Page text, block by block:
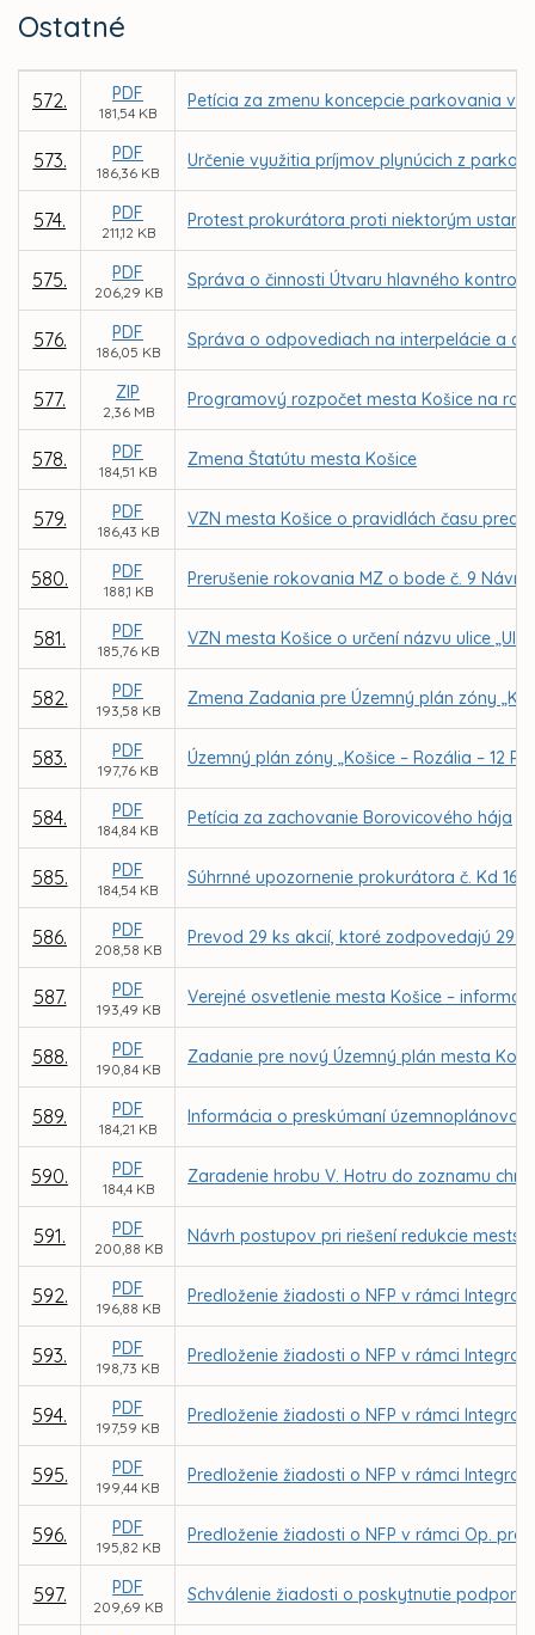
Ostatné
572. PDF
181,54 KB
Petícia za zmenu koncepcie parkovania v
573. PDF
186,36 KB
Určenie využitia príjmov plynúcich z
574. PDF
211,12 KB
Protest prokurátora proti niektorým
575. PDF
206,29 KB
Správa o činnosti Útvaru hlavného
576. PDF
186,05 KB
Správa o odpovediach na interpelácie a
577. ZIP
2,36 MB
Programový rozpočet mesta Košice na roky
578. PDF
184,51 KB
Zmena Štatútu mesta Košice
579. PDF
186,43 KB
VZN mesta Košice o pravidlách času
580. PDF
188,1 KB
Prerušenie rokovania MZ o bode č. 9
581. PDF
185,76 KB
VZN mesta Košice o určení názvu ulice
582. PDF
193,58 KB
Zmena Zadania pre Územný plán zóny
583. PDF
197,76 KB
Územný plán zóny „Košice – Rozália – 12
584. PDF
184,84 KB
Petícia za zachovanie Borovicového hája
585. PDF
184,54 KB
Súhrnné upozornenie prokurátora č. Kd
586. PDF
208,58 KB
Prevod 29 ks akcií, ktoré zodpovedajú 29
587. PDF
193,49 KB
Verejné osvetlenie mesta Košice –
588. PDF
190,84 KB
Zadanie pre nový Územný plán mesta
589. PDF
184,21 KB
Informácia o preskúmaní
590. PDF
184,4 KB
Zaradenie hrobu V. Hotru do zoznamu
591. PDF
200,88 KB
Návrh postupov pri riešení redukcie
592. PDF
196,88 KB
Predloženie žiadosti o NFP v rámci
593. PDF
198,73 KB
Predloženie žiadosti o NFP v rámci
594. PDF
197,59 KB
Predloženie žiadosti o NFP v rámci
595. PDF
199,44 KB
Predloženie žiadosti o NFP v rámci
596. PDF
195,82 KB
Predloženie žiadosti o NFP v rámci Op.
597. PDF
209,69 KB
Schválenie žiadosti o poskytnutie